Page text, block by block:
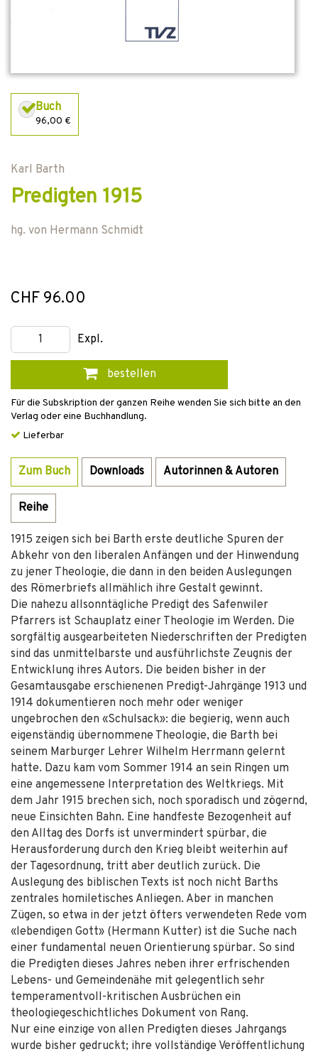
Buch
96,00 €
Karl Barth
Predigten 1915
hg. von Hermann Schmidt
CHF 96.00
Expl.
bestellen
Für die Subskription der ganzen Reihe wenden Sie sich bitte an den
Verlag oder eine Buchhandlung.
Lieferbar
Zum Buch Downloads Autorinnen & Autoren
Reihe
1915 zeigen sich bei Barth erste deutliche Spuren der
Abkehr von den liberalen Anfängen und der Hinwendung
zu jener Theologie, die dann in den beiden Auslegungen
des Römerbriefs allmählich ihre Gestalt gewinnt.
Die nahezu allsonntägliche Predigt des Safenwiler
Pfarrers ist Schauplatz einer Theologie im Werden. Die
sorgfältig ausgearbeiteten Niederschriften der Predigten
sind das unmittelbarste und ausführlichste Zeugnis der
Entwicklung ihres Autors. Die beiden bisher in der
Gesamtausgabe erschienenen Predigt-Jahrgänge 1913 und
1914 dokumentieren noch mehr oder weniger
ungebrochen den «Schulsack»: die begierig, wenn auch
eigenständig übernommene Theologie, die Barth bei
seinem Marburger Lehrer Wilhelm Herrmann gelernt
hatte. Dazu kam vom Sommer 1914 an sein Ringen um
eine angemessene Interpretation des Weltkriegs. Mit
dem Jahr 1915 brechen sich, noch sporadisch und zögernd,
neue Einsichten Bahn. Eine handfeste Bezogenheit auf
den Alltag des Dorfs ist unvermindert spürbar, die
Herausforderung durch den Krieg bleibt weiterhin auf
der Tagesordnung, tritt aber deutlich zurück. Die
Auslegung des biblischen Texts ist noch nicht Barths
zentrales homiletisches Anliegen. Aber in manchen
Zügen, so etwa in der jetzt öfters verwendeten Rede vom
«lebendigen Gott» (Hermann Kutter) ist die Suche nach
einer fundamental neuen Orientierung spürbar. So sind
die Predigten dieses Jahres neben ihrer erfrischenden
Lebens- und Gemeindenähe mit gelegentlich sehr
temperamentvoll-kritischen Ausbrüchen ein
theologiegeschichtliches Dokument von Rang.
Nur eine einzige von allen Predigten dieses Jahrgangs
wurde bisher gedruckt; ihre vollständige Veröffentlichung